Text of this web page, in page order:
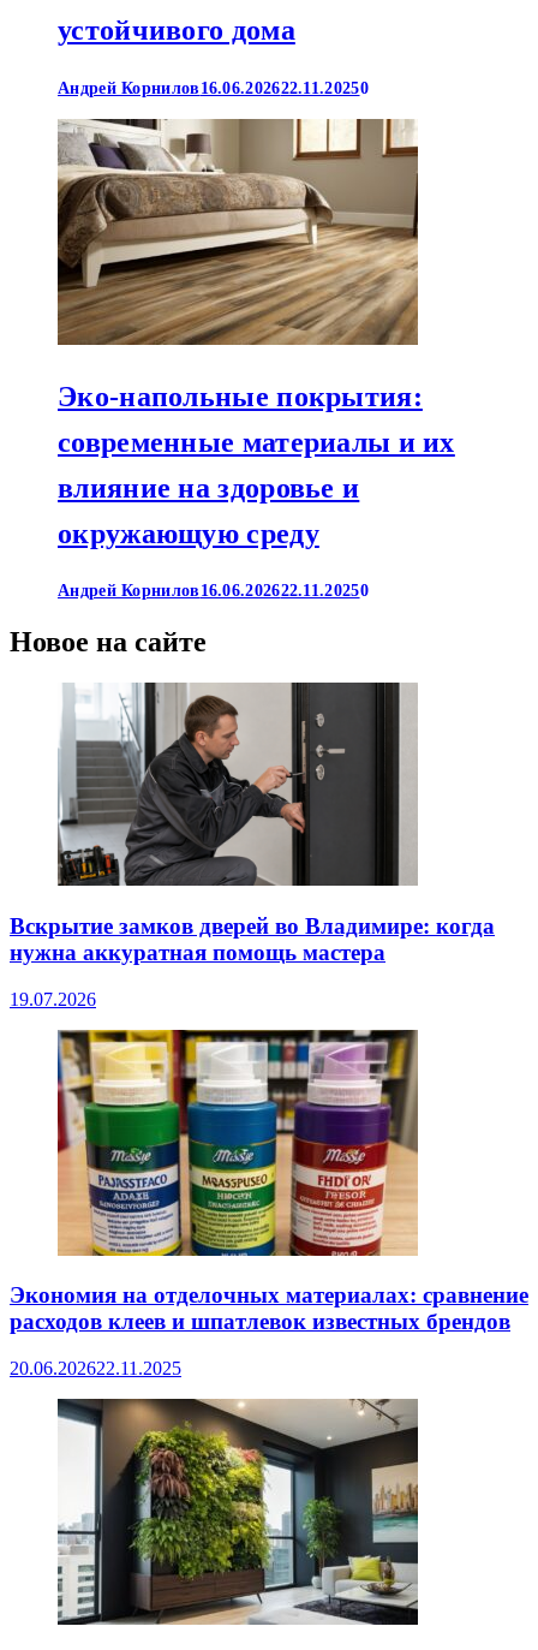
устойчивого дома
Андрей Корнилов 16.06.202622.11.20250
Эко-напольные покрытия:
современные материалы и их
влияние на здоровье и
окружающую среду
Андрей Корнилов 16.06.202622.11.20250
Новое на сайте
Вскрытие замков дверей во Владимире: когда
нужна аккуратная помощь мастера
19.07.2026
Экономия на отделочных материалах: сравнение
расходов клеев и шпатлевок известных брендов
20.06.202622.11.2025